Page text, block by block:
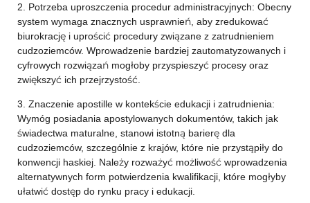
2. Potrzeba uproszczenia procedur administracyjnych: Obecny
system wymaga znacznych usprawnień, aby zredukować
biurokrację i uprościć procedury związane z zatrudnieniem
cudzoziemców. Wprowadzenie bardziej zautomatyzowanych i
cyfrowych rozwiązań mogłoby przyspieszyć procesy oraz
zwiększyć ich przejrzystość.
3. Znaczenie apostille w kontekście edukacji i zatrudnienia:
Wymóg posiadania apostylowanych dokumentów, takich jak
świadectwa maturalne, stanowi istotną barierę dla
cudzoziemców, szczególnie z krajów, które nie przystąpiły do
konwencji haskiej. Należy rozważyć możliwość wprowadzenia
alternatywnych form potwierdzenia kwalifikacji, które mogłyby
ułatwić dostęp do rynku pracy i edukacji.